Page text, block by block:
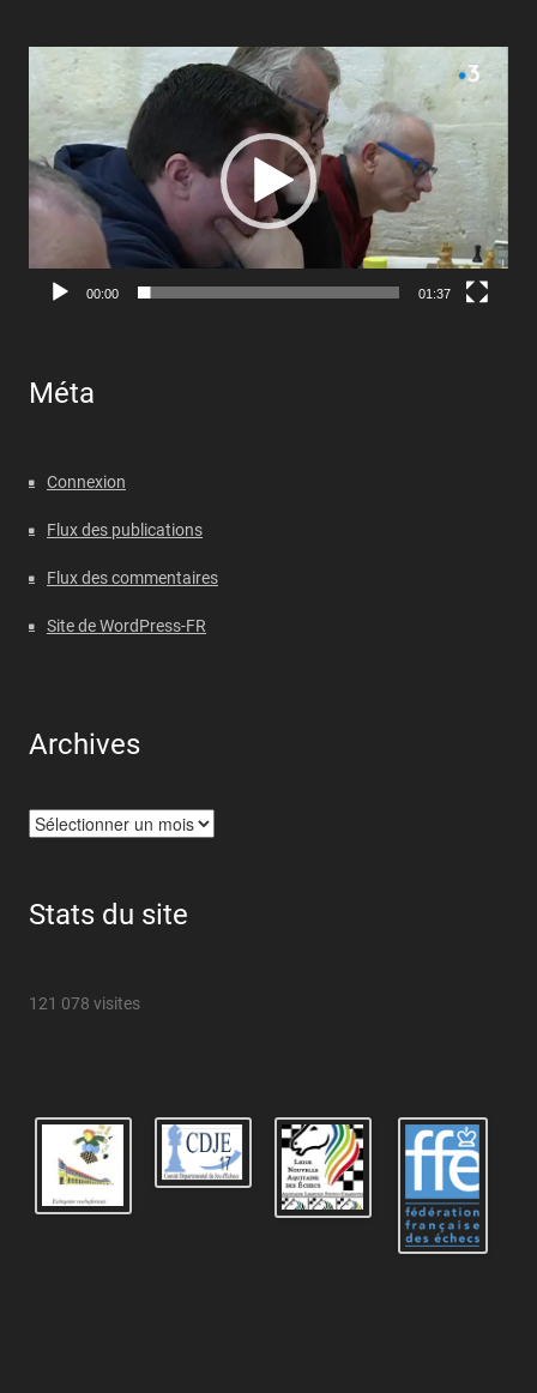
Lecteur
vidéo
00:00 01:37
Méta
Connexion
Flux des publications
Flux des commentaires
Site de WordPress-FR
Archives
Archives
Stats du site
121 078 visites